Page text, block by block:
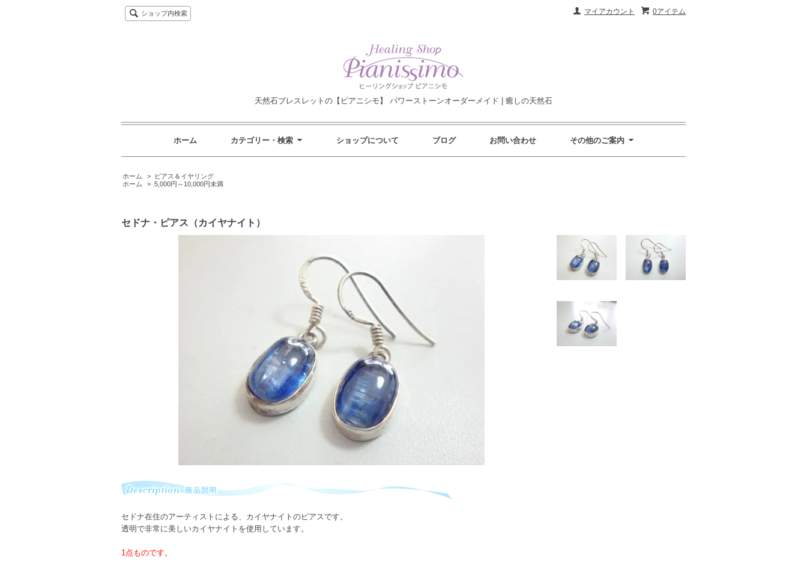
0アイテム
マイアカウント
ショップ内検索
天然石ブレスレットの【ピアニシモ】 パワーストーンオーダーメイド | 癒しの天然石
ホーム カテゴリー・検索 ショップについて ブログ お問い合わせ その他のご案内
ホーム >
ピアス＆イヤリング
ホーム
> 5,000円～10,000円未満
セドナ・ピアス（カイヤナイト）
セドナ在住のアーティストによる、カイヤナイトのピアスです。
透明で非常に美しいカイヤナイトを使用しています。
1点ものです。